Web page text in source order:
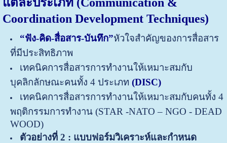
Coordination Development Techniques)
“ฟัง-คิด-สื่อสาร-บันทึก”หัวใจสำคัญของการสื่อสาร
ที่มีประสิทธิภาพ
เทคนิคการสื่อสารการทำงานให้เหมาะสมกับ
บุคลิกลักษณะคนทั้ง 4 ประเภท (DISC)
เทคนิคการสื่อสารการทำงานให้เหมาะสมกับคนทั้ง 4
พฤติกรรมการทำงาน (STAR -NATO – NGO - DEAD
WOOD)
ตัวอย่างที่ 2 : แบบฟอร์มวิเคราะห์และกำหนด